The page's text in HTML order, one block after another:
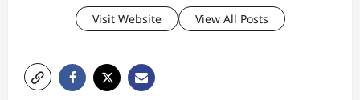
Visit Website View All Posts